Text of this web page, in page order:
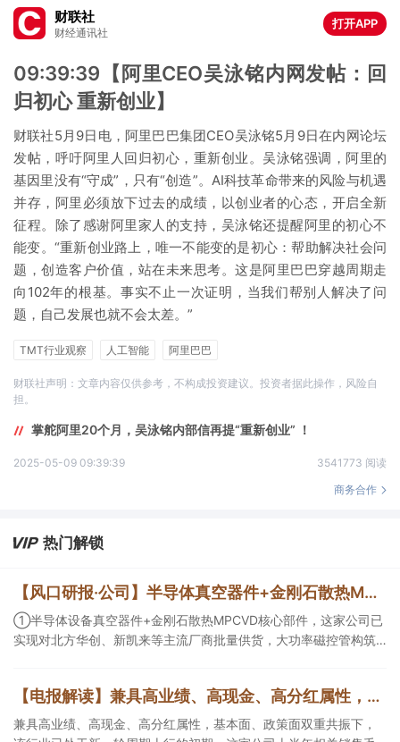
财联社
财经通讯社
打开APP
09:39:39【阿里CEO吴泳铭内网发帖：回
归初心 重新创业】
财联社5月9日电，阿里巴巴集团CEO吴泳铭5月9日在内网论坛
发帖，呼吁阿里人回归初心，重新创业。吴泳铭强调，阿里的
基因里没有“守成”，只有“创造”。AI科技革命带来的风险与机遇
并存，阿里必须放下过去的成绩，以创业者的心态，开启全新
征程。除了感谢阿里家人的支持，吴泳铭还提醒阿里的初心不
能变。“重新创业路上，唯一不能变的是初心：帮助解决社会问
题，创造客户价值，站在未来思考。这是阿里巴巴穿越周期走
向102年的根基。事实不止一次证明，当我们帮别人解决了问
题，自己发展也就不会太差。”
TMT行业观察 人工智能 阿里巴巴
财联社声明：文章内容仅供参考，不构成投资建议。投资者据此操作，风险自
担。
掌舵阿里20个月，吴泳铭内部信再提“重新创业” ！
2025-05-09 09:39:39
3541773 阅读
商务合作
热门解锁
【风口研报·公司】半导体真空器件+金刚石散热MPCVD核心部件，这家公司实现对北方华创、新凯来等厂商批量供货，大功率磁控管助力AI散热；这家造船龙头稀缺产能扩张与高价值订单兼具，远期业绩弹性持续增强
①半导体设备真空器件+金刚石散热MPCVD核心部件，这家公司已
实现对北方华创、新凯来等主流厂商批量供货，大功率磁控管构筑
【电报解读】兼具高业绩、高现金、高分红属性，基本面、政策面双重共振下，该行业已处于新一轮周期上行的初期，这家公司上半年相关销售毛利逼近20亿元
兼具高业绩、高现金、高分红属性，基本面、政策面双重共振下，